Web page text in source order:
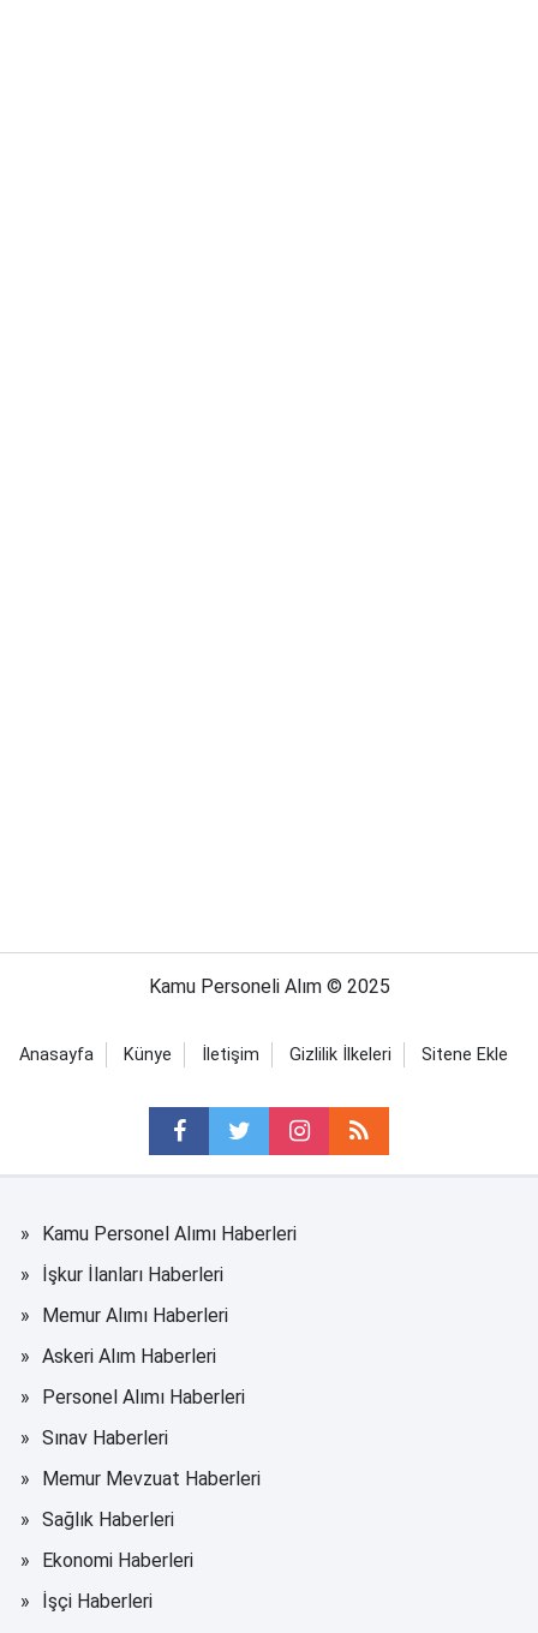
Kamu Personeli Alım © 2025
Anasayfa Künye İletişim Gizlilik İlkeleri Sitene Ekle
Kamu Personel Alımı Haberleri
İşkur İlanları Haberleri
Memur Alımı Haberleri
Askeri Alım Haberleri
Personel Alımı Haberleri
Sınav Haberleri
Memur Mevzuat Haberleri
Sağlık Haberleri
Ekonomi Haberleri
İşçi Haberleri